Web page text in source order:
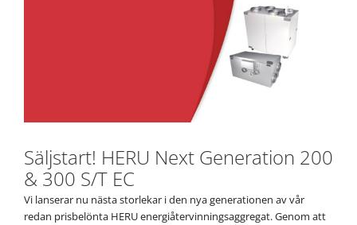
Säljstart! HERU Next Generation 200
& 300 S/T EC
Vi lanserar nu nästa storlekar i den nya generationen av vår
redan prisbelönta HERU energiåtervinningsaggregat. Genom att